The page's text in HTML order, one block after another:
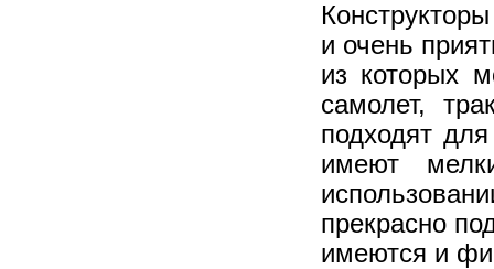
и очень
из которых
самолет,
подходят
имеют
прекрасно
имеются и